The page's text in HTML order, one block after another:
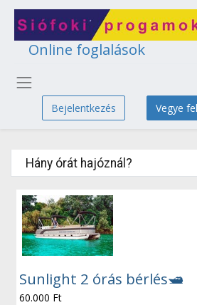
Online foglalások
Bejelentkezés Vegye
Hány órát hajóznál?
Sunlight 2 órás bérlés🛥
60.000 Ft